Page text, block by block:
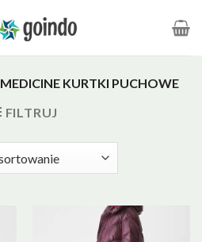
MEDICINE KURTKI PUCHOWE
FILTRUJ